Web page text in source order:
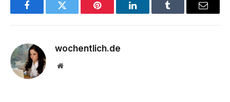
FacebookTwitter Pinterest LinkedInTumblr Email
wochentlich.de
Website